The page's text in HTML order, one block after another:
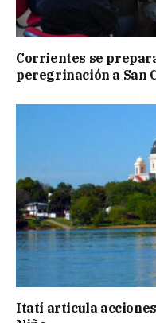
Corrientes se
peregrinación a San
Itatí articula